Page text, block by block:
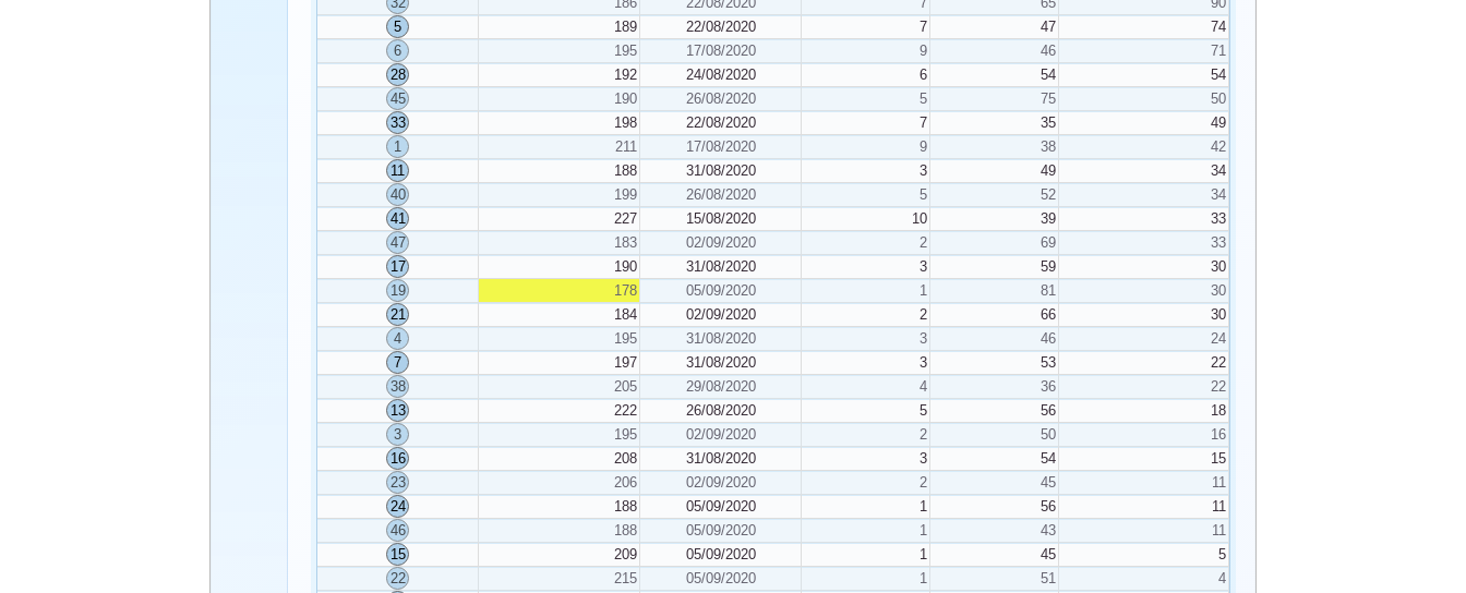
5
189 22/08/2020 7 47
74
6
195 17/08/2020 9 46
71
28
192 24/08/2020 6 54
54
45
190 26/08/2020 5 75
50
33
198 22/08/2020 7 35
49
1
211 17/08/2020 9 38
42
11
188 31/08/2020 3 49
34
40
199 26/08/2020 5 52
34
41
227 15/08/2020 10 39
33
47
183 02/09/2020 2 69
33
17
190 31/08/2020 3 59
30
19
178 05/09/2020 1 81
30
21
184 02/09/2020 2 66
30
4
195 31/08/2020 3 46
24
7
197 31/08/2020 3 53
22
38
205 29/08/2020 4 36
22
13
222 26/08/2020 5 56
18
3
195 02/09/2020 2 50
16
16
208 31/08/2020 3 54
15
23
206 02/09/2020 2 45
11
24
188 05/09/2020 1 56
11
46
188 05/09/2020 1 43
11
15
209 05/09/2020 1 45
5
22
215 05/09/2020 1 51 4